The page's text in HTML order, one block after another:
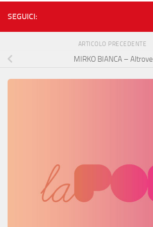
SEGUICI:
ARTICOLO PRECEDENTE
MIRKO BIANCA – Altrove